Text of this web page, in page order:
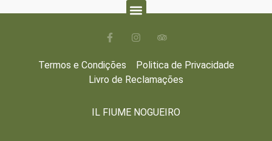
Termos e Condições
Politica de Privacidade
Livro de Reclamações
IL FIUME NOGUEIRO